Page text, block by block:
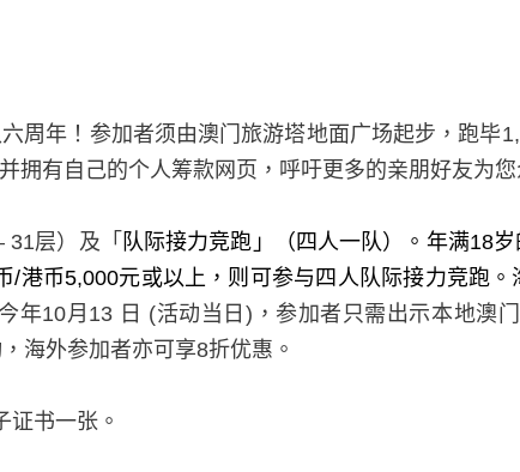
周年！参加者须由澳门旅游塔地面广场起步，跑毕
有自己的个人筹款网页，呼吁更多的亲朋好友为您
31层）及「 队际接力竞跑」（四人一队）。年满18岁
/港币5,000元或以上，则可参与四人队际接力竞跑
今年10月 13 日 (活动当日 ) ，参加者只需出示本地澳
海外参加者亦可享8折优惠。
证书一张。